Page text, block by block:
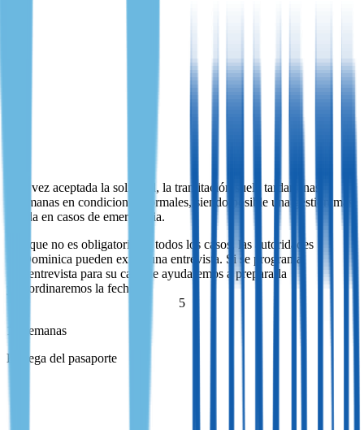
Una vez aceptada la solicitud, la tramitación suele tardar unas
Aunque no es obligatorio en todos los casos, las autoridades
Una vez aceptada la solicitud, la tramitación suele tardar unas
2 semanas en condiciones normales, siendo posible una gestión más
rápida en casos de emergencia.
Aunque no es obligatorio en todos los casos, las autoridades
de Dominica pueden exigir una entrevista. Si se programa
una entrevista para su caso, le ayudaremos a prepararla
y coordinaremos la fecha.
5
1+ semanas
Entrega del pasaporte